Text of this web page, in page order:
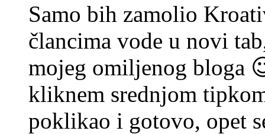
Samo bih zamolio
člancima vode u novi
mojeg omiljenog bloga
kliknem srednjom
poklikao i gotovo, opet